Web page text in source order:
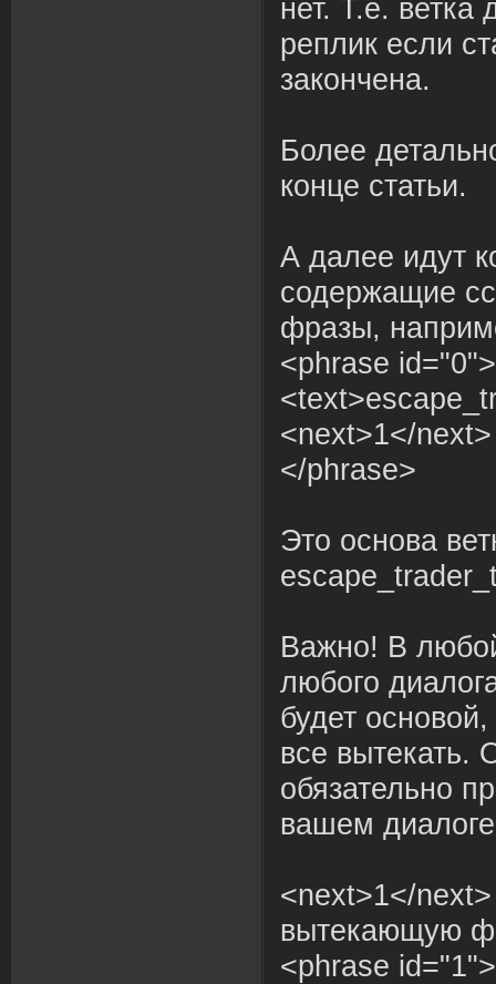
нет. Т.е. ветка
реплик если
закончена.
Более
конце статьи.
А далее идут
содержащие
фразы,
<phrase id="0">
<next>1</next>
</phrase>
Это основа
Важно! В
любого
будет
все вытекать.
обязательно
вашем
<next>1</
вытекающую
<phrase id="1">